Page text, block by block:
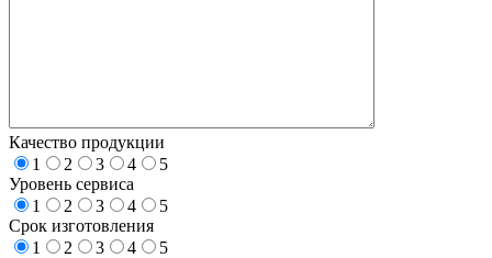
Качество продукции
1
2 3 4
5
Уровень сервиса
1
2 3 4
5
Срок изготовления
1
2 3 4
5